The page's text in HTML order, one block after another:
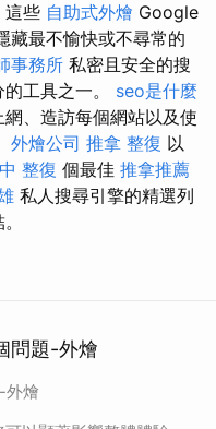
這些 自助式外燴 Google
藏最不愉快或不尋常的
事務所 私密且安全的搜
工具之一。 seo是什麼
、造訪每個網站以及使
外燴公司 推拿 整復 以
整復 個最佳 推拿推薦
私人搜尋引擎的精選列
問題-外燴
外燴